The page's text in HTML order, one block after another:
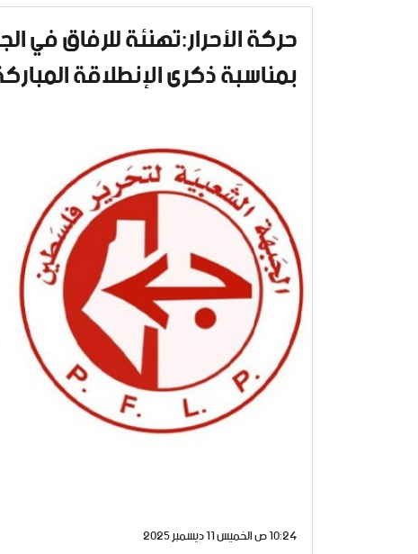
حركة الأحرار:تهنئة للرفاق في
بمناسبة ذكرى الإنطلاقة المباركة
10:24 ص الخميس 11 ديسمبر 2025